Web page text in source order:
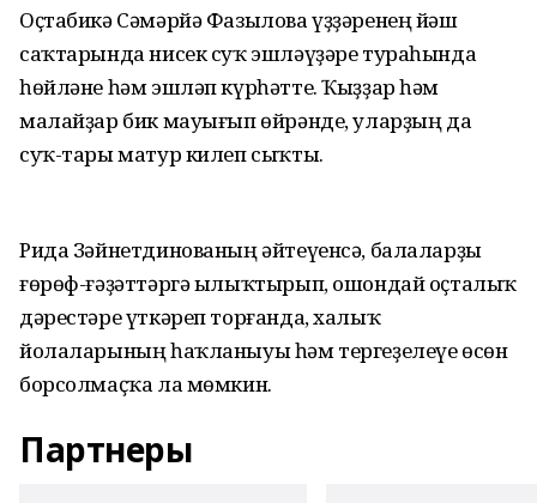
Оҫтабикә Сәмәрйә Фазылова үҙҙәренең йәш
саҡтарында нисек суҡ эшләүҙәре тураһында
һөйләне һәм эшләп күрһәтте. Ҡыҙҙар һәм
малайҙар бик мауығып өйрәнде, уларҙың да
суҡ-тары матур килеп сыҡты.
Рида Зәйнетдинованың әйтеүенсә, балаларҙы
ғөрөф-ғәҙәттәргә ылыҡтырып, ошондай оҫталыҡ
дәрестәре үткәреп торғанда, халыҡ
йолаларының һаҡланыуы һәм тергеҙелеүе өсөн
борсолмаҫҡа ла мөмкин.
Партнеры